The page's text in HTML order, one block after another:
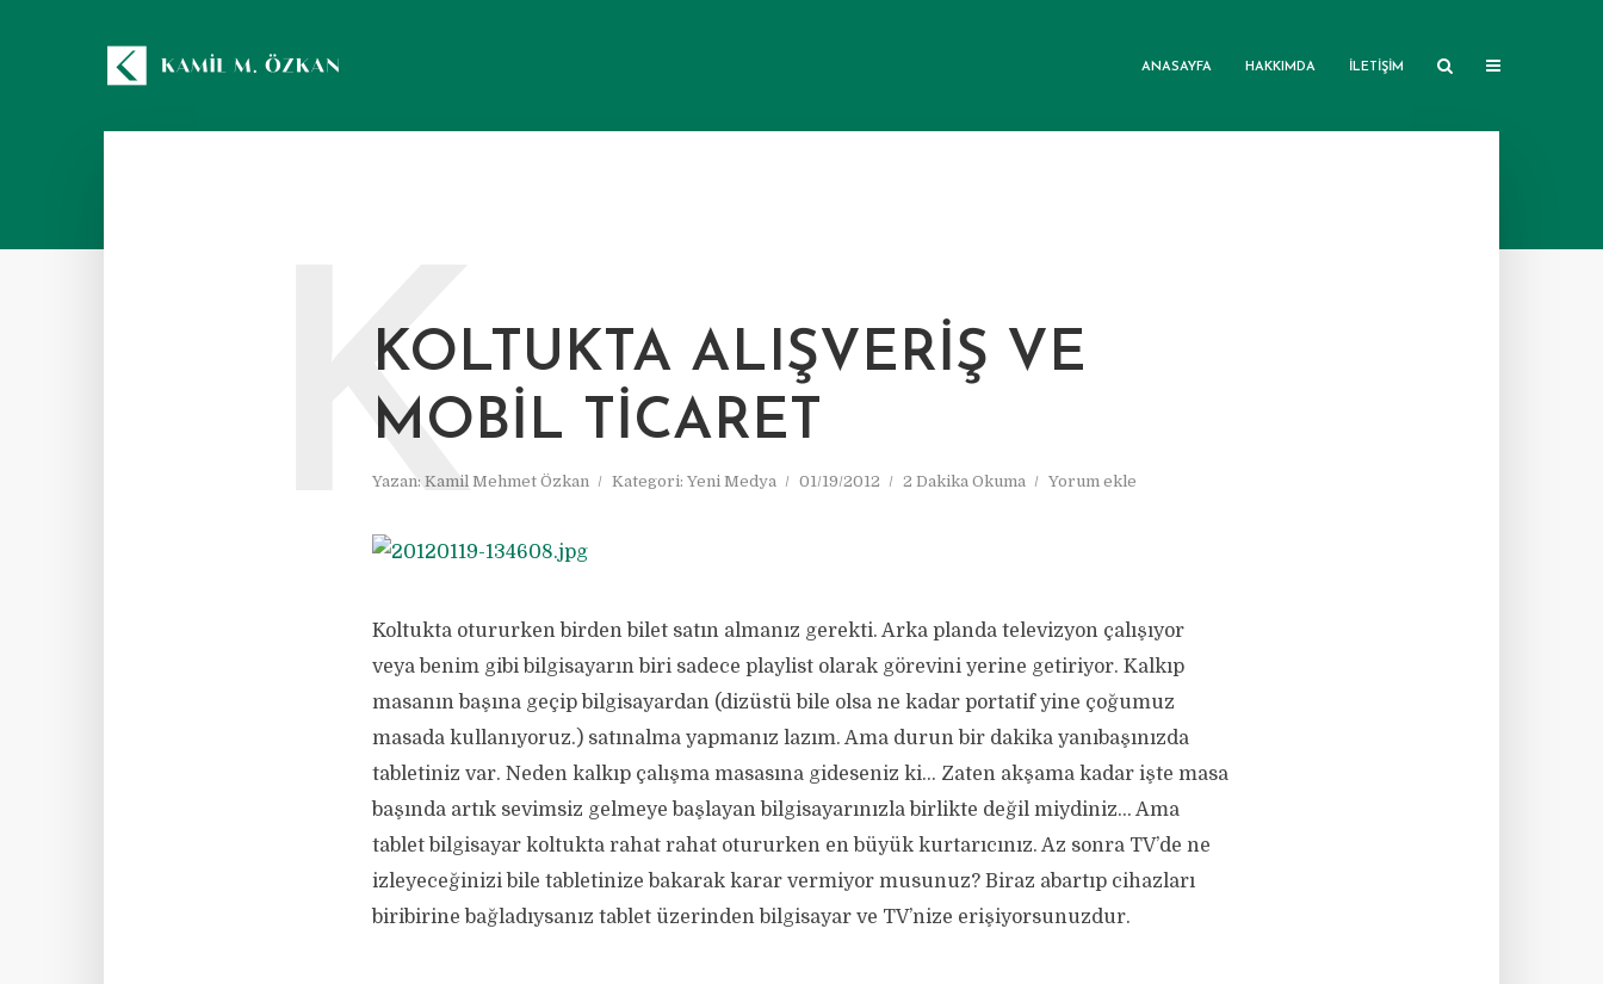
ANASAYFA HAKKIMDA İLETIŞIM
KOLTUKTA ALIŞVERIŞ VE
MOBIL TICARET
Yazan: Kamil Mehmet Özkan Kategori: Yeni Medya 01/19/2012 2 Dakika Okuma Yorum ekle
K
Koltukta otururken birden bilet satın almanız gerekti. Arka planda televizyon çalışıyor
veya benim gibi bilgisayarın biri sadece playlist olarak görevini yerine getiriyor. Kalkıp
masanın başına geçip bilgisayardan (dizüstü bile olsa ne kadar portatif yine çoğumuz
masada kullanıyoruz.) satınalma yapmanız lazım. Ama durun bir dakika yanıbaşınızda
tabletiniz var. Neden kalkıp çalışma masasına gideseniz ki… Zaten akşama kadar işte masa
başında artık sevimsiz gelmeye başlayan bilgisayarınızla birlikte değil miydiniz… Ama
tablet bilgisayar koltukta rahat rahat otururken en büyük kurtarıcınız. Az sonra TV’de ne
izleyeceğinizi bile tabletinize bakarak karar vermiyor musunuz? Biraz abartıp cihazları
biribirine bağladıysanız tablet üzerinden bilgisayar ve TV’nize erişiyorsunuzdur.